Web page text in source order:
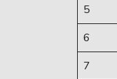
5
6
7